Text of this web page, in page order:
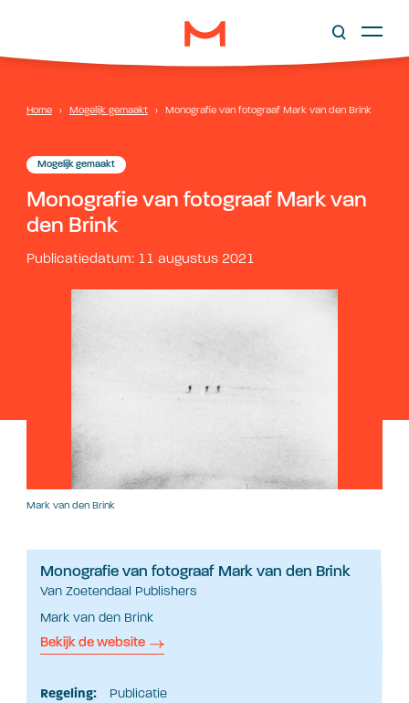
Home › Mogelijk gemaakt › Monografie van fotograaf Mark van den Brink
Mogelijk gemaakt
Monografie van fotograaf Mark van
den Brink
Publicatiedatum: 11 augustus 2021
Mark van den Brink
Monografie van fotograaf Mark van den Brink
Van Zoetendaal Publishers
Mark van den Brink
Bekijk de website
Regeling:
Publicatie